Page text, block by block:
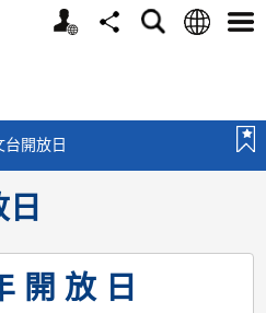
個
分
搜
語
選
台開放日
開 放 日